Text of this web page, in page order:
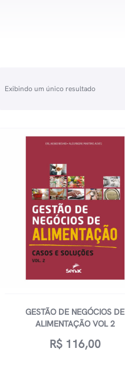
Exibindo um único resultado
GESTÃO DE NEGÓCIOS DE
ALIMENTAÇÃO VOL 2
R$116,00